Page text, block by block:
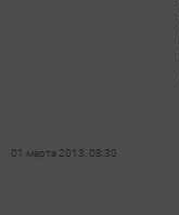
01 марта 2013, 08:30